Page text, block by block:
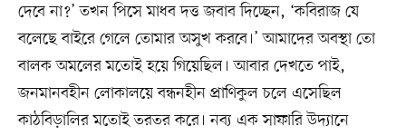
দেবে না?’ তখন পিসে মাধব দত্ত জবাব দিচ্ছেন, ‘কবিরাজ যে
বলেছে বাইরে গেলে তোমার অসুখ করবে।’ আমাদের অবস্থা তো
বালক অমলের মতোই হয়ে গিয়েছিল। আবার দেখতে পাই,
জনমানবহীন লোকালয়ে বন্ধনহীন প্রাণিকুল চলে এসেছিল
কাঠবিড়ালির মতোই তরতর করে। নব্য এক সাফারি উদ্যানে